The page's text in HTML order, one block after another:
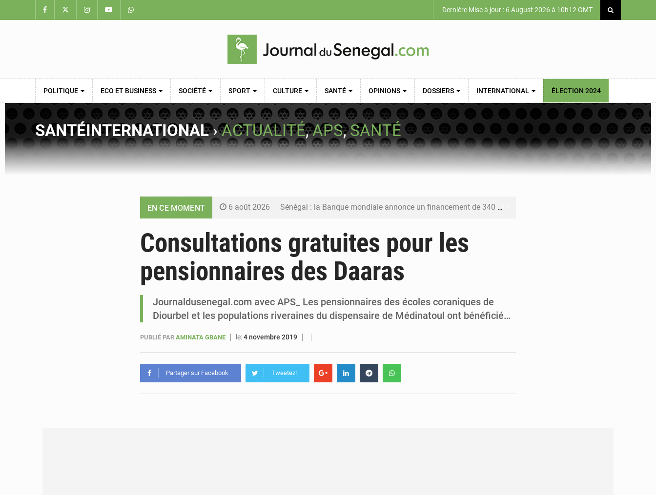
Dernière Mise à jour : 6 August 2026 à 10h12 GMT
POLITIQUE ECO ET BUSINESS SOCIÉTÉ SPORT CULTURE SANTÉ OPINIONS DOSSIERS INTERNATIONAL ÉLECTION 2024
SANTÉINTERNATIONAL›ACTUALITÉ,APS,SANTÉ
EN CE MOMENT 6 août 2026 Sénégal : la Banque mondiale annonce un financement de 340 milliards FCFA pour soutenir les priorités de la Vision Sénégal 2050
5 août 2026 Sénégal : les subventions à l’énergie bondissent à 729 milliards FCFA pour contenir les prix des carburants et de l’électricité
5 août 2026 Sénégal : le niveau du fleuve Sénégal poursuit sa montée à Podor, les autorités appellent à la vigilance
Consultations gratuites pour les
pensionnaires des Daaras
Journaldusenegal.com avec APS_ Les pensionnaires des écoles coraniques de
Diourbel et les populations riveraines du dispensaire de Médinatoul ont bénéficié…
PUBLIÉ PAR AMINATA GBANE le:4 novembre 2019
Partager sur Facebook Tweetez!